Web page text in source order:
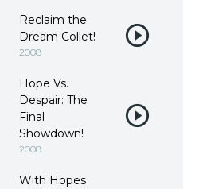
Reclaim the
Dream Collet!
2008
Hope Vs.
Despair: The
Final
Showdown!
2008
With Hopes